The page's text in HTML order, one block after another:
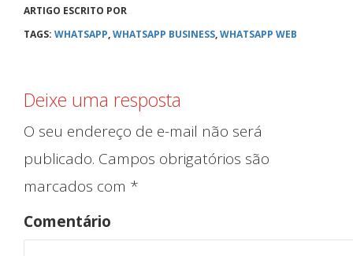
ARTIGO ESCRITO POR
TAGS: WHATSAPP,WHATSAPP BUSINESS,WHATSAPP WEB
Deixe uma resposta
O seu endereço de e-mail não será
publicado. Campos obrigatórios são
marcados com *
Comentário